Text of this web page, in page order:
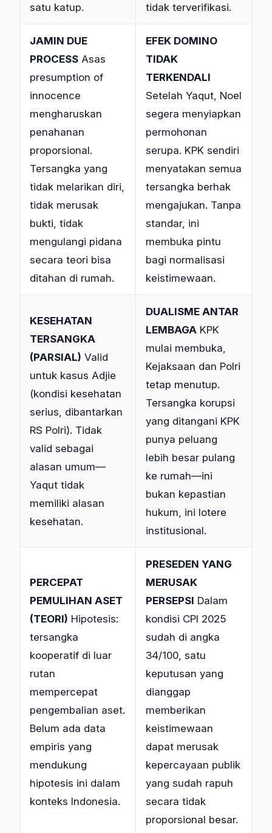
satu katup.
tidak terverifikasi.
JAMIN DUE
PROCESS Asas
presumption of
innocence
mengharuskan
penahanan
proporsional.
Tersangka yang
tidak melarikan diri,
tidak merusak
bukti, tidak
mengulangi pidana
secara teori bisa
ditahan di rumah.
EFEK DOMINO
TIDAK
TERKENDALI
Setelah Yaqut, Noel
segera menyiapkan
permohonan
serupa. KPK sendiri
menyatakan semua
tersangka berhak
mengajukan. Tanpa
standar, ini
membuka pintu
bagi normalisasi
keistimewaan.
KESEHATAN
TERSANGKA
(PARSIAL) Valid
untuk kasus Adjie
(kondisi kesehatan
serius, dibantarkan
RS Polri). Tidak
valid sebagai
alasan umum—
Yaqut tidak
memiliki alasan
kesehatan.
DUALISME ANTAR
LEMBAGA KPK
mulai membuka,
Kejaksaan dan Polri
tetap menutup.
Tersangka korupsi
yang ditangani KPK
punya peluang
lebih besar pulang
ke rumah—ini
bukan kepastian
hukum, ini lotere
institusional.
PERCEPAT
PEMULIHAN ASET
(TEORI) Hipotesis:
tersangka
kooperatif di luar
rutan
mempercepat
pengembalian aset.
Belum ada data
empiris yang
mendukung
hipotesis ini dalam
konteks Indonesia.
PRESEDEN YANG
MERUSAK
PERSEPSI Dalam
kondisi CPI 2025
sudah di angka
34/100, satu
keputusan yang
dianggap
memberikan
keistimewaan
dapat merusak
kepercayaan publik
yang sudah rapuh
secara tidak
proporsional besar.